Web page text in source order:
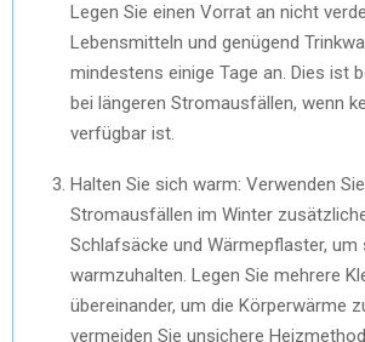
Legen Sie einen Vorrat an nicht
Lebensmitteln und genügend
mindestens einige Tage an. Dies ist
bei längeren Stromausfällen, wenn
verfügbar ist.
Halten Sie sich warm: Verwenden
Stromausfällen im Winter
Schlafsäcke und Wärmepflaster, um
warmzuhalten. Legen Sie mehrere
übereinander, um die Körperwärme
vermeiden Sie unsichere